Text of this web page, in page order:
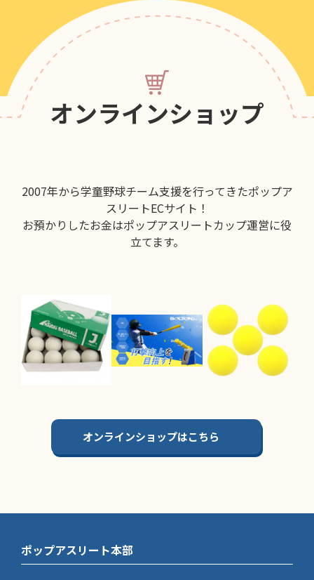
オンラインショップ
2007年から学童野球チーム支援を行ってきたポップア
スリートECサイト！
お預かりしたお金はポップアスリートカップ運営に役
立てます。
オンラインショップはこちら
ポップアスリート本部